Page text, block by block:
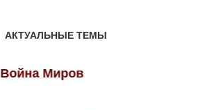
АКТУАЛЬНЫЕ ТЕМЫ
Война Миров